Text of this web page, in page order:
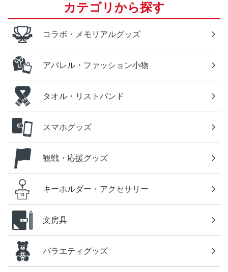
カテゴリから探す
コラボ・メモリアルグッズ
アパレル・ファッション小物
タオル・リストバンド
スマホグッズ
観戦・応援グッズ
キーホルダー・アクセサリー
文房具
バラエティグッズ